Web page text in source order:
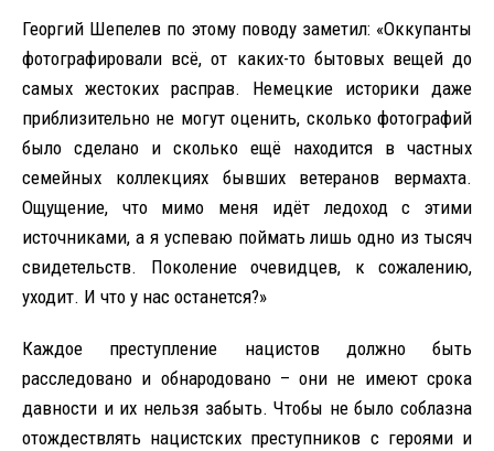
Георгий Шепелев по этому поводу заметил: «Оккупанты
фотографировали всё, от каких-то бытовых вещей до
самых жестоких расправ. Немецкие историки даже
приблизительно не могут оценить, сколько фотографий
было сделано и сколько ещё находится в частных
семейных коллекциях бывших ветеранов вермахта.
Ощущение, что мимо меня идёт ледоход с этими
источниками, а я успеваю поймать лишь одно из тысяч
свидетельств. Поколение очевидцев, к сожалению,
уходит. И что у нас останется?»
Каждое преступление нацистов должно быть
расследовано и обнародовано – они не имеют срока
давности и их нельзя забыть. Чтобы не было соблазна
отождествлять нацистских преступников с героями и